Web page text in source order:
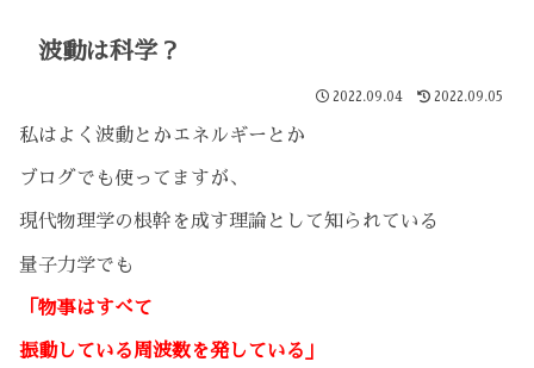
波動は科学？
2022.09.04 2022.09.05
私はよく波動とかエネルギーとか
ブログでも使ってますが、
現代物理学の根幹を成す理論として知られている
量子力学でも
「物事はすべて
振動している周波数を発している」